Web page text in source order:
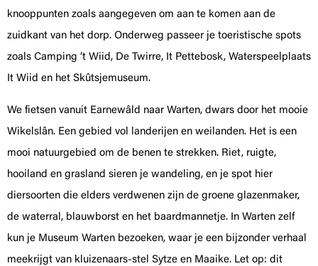
knooppunten zoals aangegeven om aan te komen aan de
zuidkant van het dorp. Onderweg passeer je toeristische spots
zoals Camping ‘t Wiid, De Twirre, It Pettebosk, Waterspeelplaats
It Wiid en het Skûtsjemuseum.
We fietsen vanuit Earnewâld naar Warten, dwars door het mooie
Wikelslân. Een gebied vol landerijen en weilanden. Het is een
mooi natuurgebied om de benen te strekken. Riet, ruigte,
hooiland en grasland sieren je wandeling, en je spot hier
diersoorten die elders verdwenen zijn de groene glazenmaker,
de waterral, blauwborst en het baardmannetje. In Warten zelf
kun je Museum Warten bezoeken, waar je een bijzonder verhaal
meekrijgt van kluizenaars-stel Sytze en Maaike. Let op: dit